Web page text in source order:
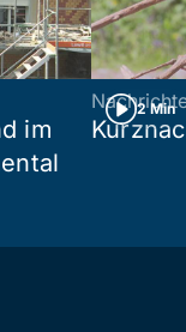
im
2 Min